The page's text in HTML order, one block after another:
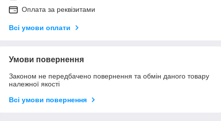
Оплата за реквізитами
Всі умови оплати
Умови повернення
Законом не передбачено повернення та обмін даного товару
належної якості
Всі умови повернення